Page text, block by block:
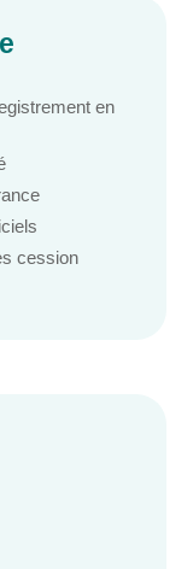
en
cession